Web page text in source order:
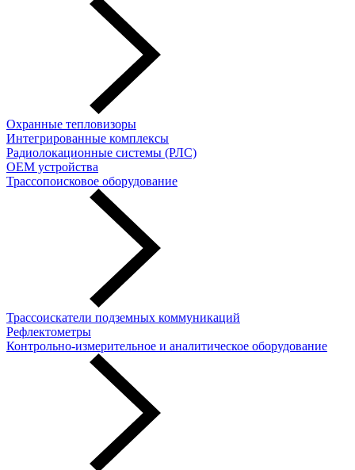
Охранные тепловизоры
Интегрированные комплексы
Радиолокационные системы (РЛС)
OEM устройства
Трассопоисковое оборудование
Трассоискатели подземных коммуникаций
Рефлектометры
Контрольно-измерительное и аналитическое оборудование